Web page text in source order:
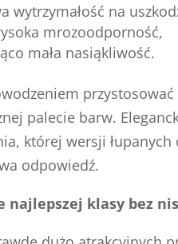
wytrzymałość na
mrozoodporność,
mała nasiąkliwość.
palecie barw.
której wersji
odpowiedź.
najlepszej klasy bez